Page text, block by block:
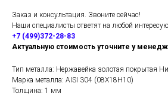
Заказ и консультация. Звоните сейчас!
Наши специалисты ответят на любой
+7 (499)372-28-83
Актуальную стоимость уточните у
Тип металла: Нержавейка золотая покрытая
Марка металла: AISI 304 (08Х18Н10)
Толщина: 1 мм